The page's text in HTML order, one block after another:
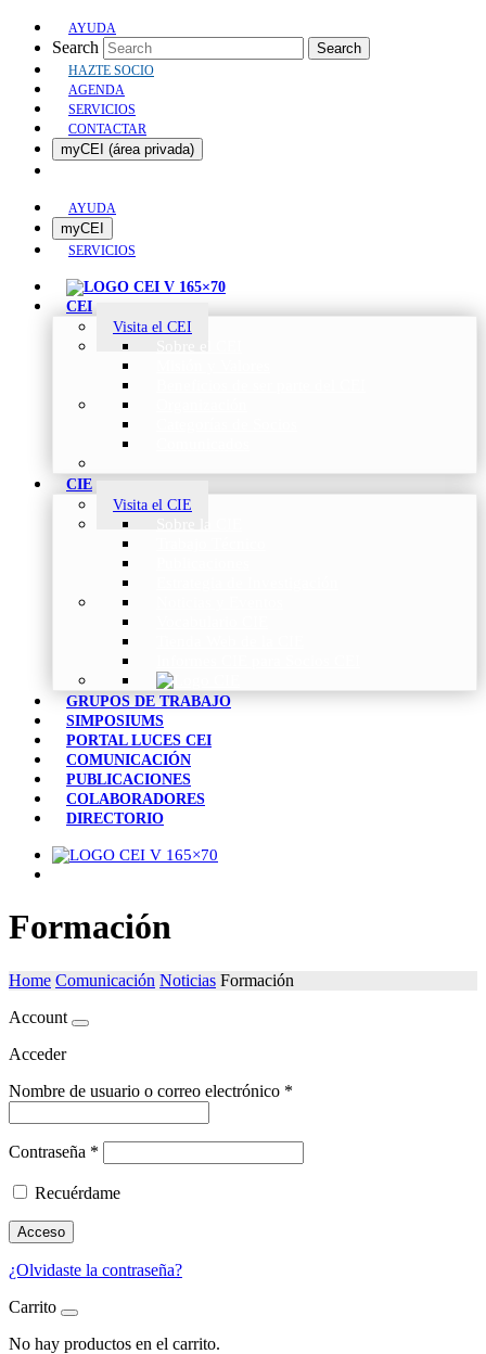
AYUDA
Search Search
HAZTE SOCIO
AGENDA
SERVICIOS
CONTACTAR
myCEI (área privada)
AYUDA
myCEI
SERVICIOS
CEI
Visita el CEI
CIE
Visita el CIE
GRUPOS DE TRABAJO
SIMPOSIUMS
PORTAL LUCES CEI
COMUNICACIÓN
PUBLICACIONES
COLABORADORES
DIRECTORIO
Formación
Home Comunicación Noticias Formación
Account
Acceder
Nombre de usuario o correo electrónico *
Contraseña *
Recuérdame
Acceso
¿Olvidaste la contraseña?
Carrito
No hay productos en el carrito.